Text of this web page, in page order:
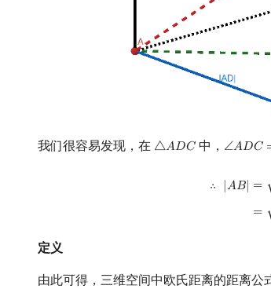
我们很容易发现，在 △𝐴𝐷𝐶
△ADC 中， ∠𝐴𝐷𝐶
∠ADC=
∴ |𝐴𝐵| =
=
B | =|A
定义
由此可得，三维空间中欧氏距离的距离公